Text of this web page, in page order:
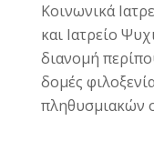
Κοινωνικά
και Ιατρείο
διανομή
δομές
πληθυσμιακών